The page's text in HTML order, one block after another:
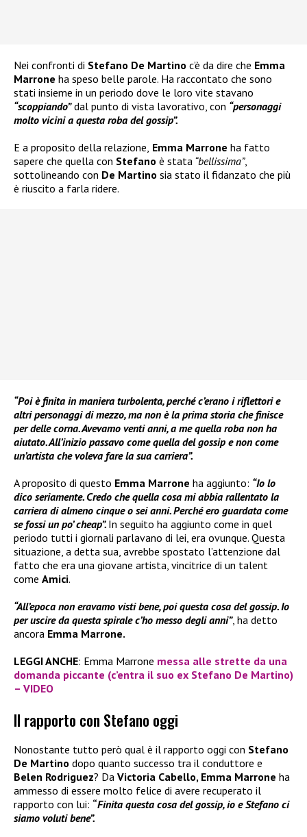
Nei confronti di Stefano De Martino c’è da dire che Emma
Marrone ha speso belle parole. Ha raccontato che sono
stati insieme in un periodo dove le loro vite stavano
“scoppiando”dal punto di vista lavorativo, con “personaggi
molto vicini a questa roba del gossip”.
E a proposito della relazione, Emma Marrone ha fatto
sapere che quella con Stefano è stata “bellissima”,
sottolineando con De Martino sia stato il fidanzato che più
è riuscito a farla ridere.
“Poi è finita in maniera turbolenta, perché c’erano i riflettori e
altri personaggi di mezzo, ma non è la prima storia che finisce
per delle corna. Avevamo venti anni, a me quella roba non ha
aiutato. All’inizio passavo come quella del gossip e non come
un’artista che voleva fare la sua carriera”.
A proposito di questo Emma Marrone ha aggiunto: “Io lo
dico seriamente. Credo che quella cosa mi abbia rallentato la
carriera di almeno cinque o sei anni. Perché ero guardata come
se fossi un po’ cheap”. In seguito ha aggiunto come in quel
periodo tutti i giornali parlavano di lei, era ovunque. Questa
situazione, a detta sua, avrebbe spostato l’attenzione dal
fatto che era una giovane artista, vincitrice di un talent
come Amici.
“All’epoca non eravamo visti bene, poi questa cosa del gossip. Io
per uscire da questa spirale c’ho messo degli anni”, ha detto
ancora Emma Marrone.
LEGGI ANCHE: Emma Marrone messa alle strette da una
domanda piccante (c’entra il suo ex Stefano De Martino)
– VIDEO
Il rapporto con Stefano oggi
Nonostante tutto però qual è il rapporto oggi con Stefano
De Martino dopo quanto successo tra il conduttore e
Belen Rodriguez? Da Victoria Cabello, Emma Marrone ha
ammesso di essere molto felice di avere recuperato il
rapporto con lui: “Finita questa cosa del gossip, io e Stefano ci
siamo voluti bene”.